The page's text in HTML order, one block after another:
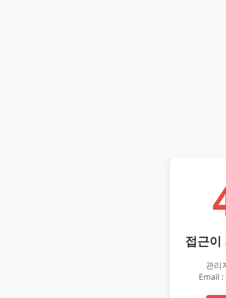
접근이
관리
Email